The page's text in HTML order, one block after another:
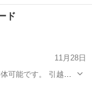
ド
11月28日
可能です。 引越し